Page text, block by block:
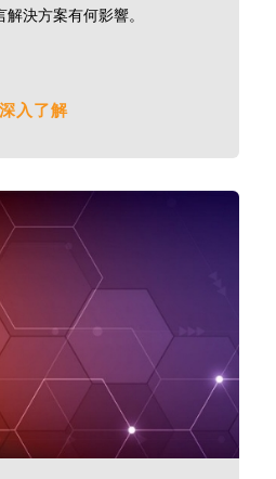
決方案有何影響。
深入了解